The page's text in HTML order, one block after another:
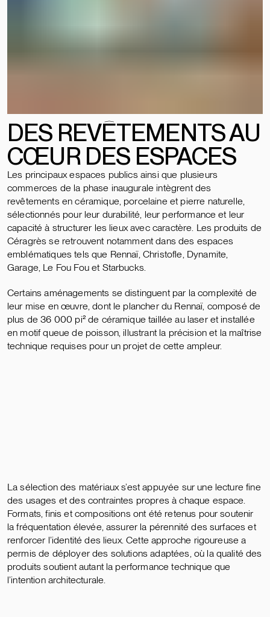
DES REVÊTEMENTS AU
CŒUR DES ESPACES
Les principaux espaces publics ainsi que plusieurs
commerces de la phase inaugurale intègrent des
revêtements en céramique, porcelaine et pierre naturelle,
sélectionnés pour leur durabilité, leur performance et leur
capacité à structurer les lieux avec caractère. Les produits de
Céragrès se retrouvent notamment dans des espaces
emblématiques tels que Rennaï, Christofle, Dynamite,
Garage, Le Fou Fou et Starbucks.
Certains aménagements se distinguent par la complexité de
leur mise en œuvre, dont le plancher du Rennaï, composé de
plus de 36 000 pi² de céramique taillée au laser et installée
en motif queue de poisson, illustrant la précision et la maîtrise
technique requises pour un projet de cette ampleur.
La sélection des matériaux s’est appuyée sur une lecture fine
des usages et des contraintes propres à chaque espace.
Formats, finis et compositions ont été retenus pour soutenir
la fréquentation élevée, assurer la pérennité des surfaces et
renforcer l’identité des lieux. Cette approche rigoureuse a
permis de déployer des solutions adaptées, où la qualité des
produits soutient autant la performance technique que
l’intention architecturale.